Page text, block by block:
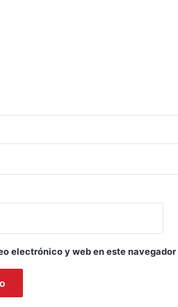
electrónico y web en este